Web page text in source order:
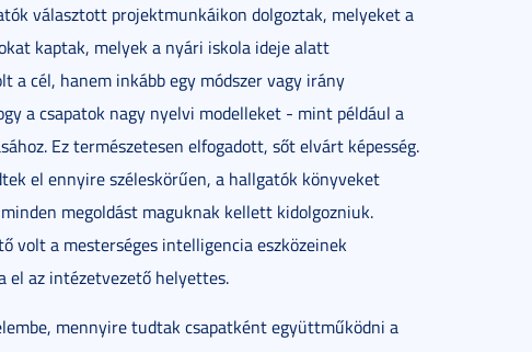
választott projektmunkáikon dolgoztak, melyeket a
kaptak, melyek a nyári iskola ideje alatt
a cél, hanem inkább egy módszer vagy irány
a csapatok nagy nyelvi modelleket - mint például a
Ez természetesen elfogadott, sőt elvárt képesség.
el ennyire széleskörűen, a hallgatók könyveket
megoldást maguknak kellett kidolgozniuk.
volt a mesterséges intelligencia eszközeinek
el az intézetvezető helyettes.
mennyire tudtak csapatként együttműködni a